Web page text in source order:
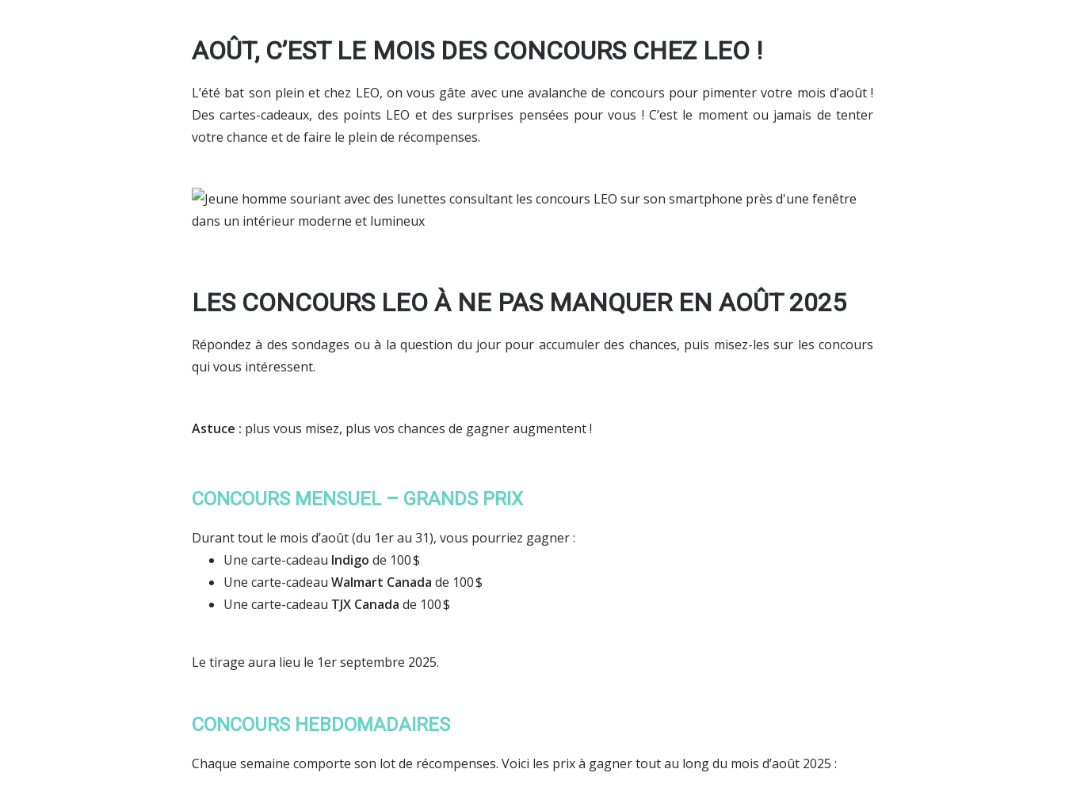
AOÛT, C’EST LE MOIS DES CONCOURS CHEZ LEO !
L’été bat son plein et chez LEO, on vous gâte avec une avalanche de concours pour pimenter votre mois d’août !
Des cartes-cadeaux, des points LEO et des surprises pensées pour vous ! C’est le moment ou jamais de tenter
votre chance et de faire le plein de récompenses.
LES CONCOURS LEO À NE PAS MANQUER EN AOÛT 2025
Répondez à des sondages ou à la question du jour pour accumuler des chances, puis misez-les sur les concours
qui vous intéressent.
Astuce : plus vous misez, plus vos chances de gagner augmentent !
CONCOURS MENSUEL – GRANDS PRIX
Durant tout le mois d’août (du 1er au 31), vous pourriez gagner :
Une carte-cadeau Indigo de 100 $
Une carte-cadeau Walmart Canada de 100 $
Une carte-cadeau TJX Canada de 100 $
Le tirage aura lieu le 1er septembre 2025.
CONCOURS HEBDOMADAIRES
Chaque semaine comporte son lot de récompenses. Voici les prix à gagner tout au long du mois d’août 2025 :